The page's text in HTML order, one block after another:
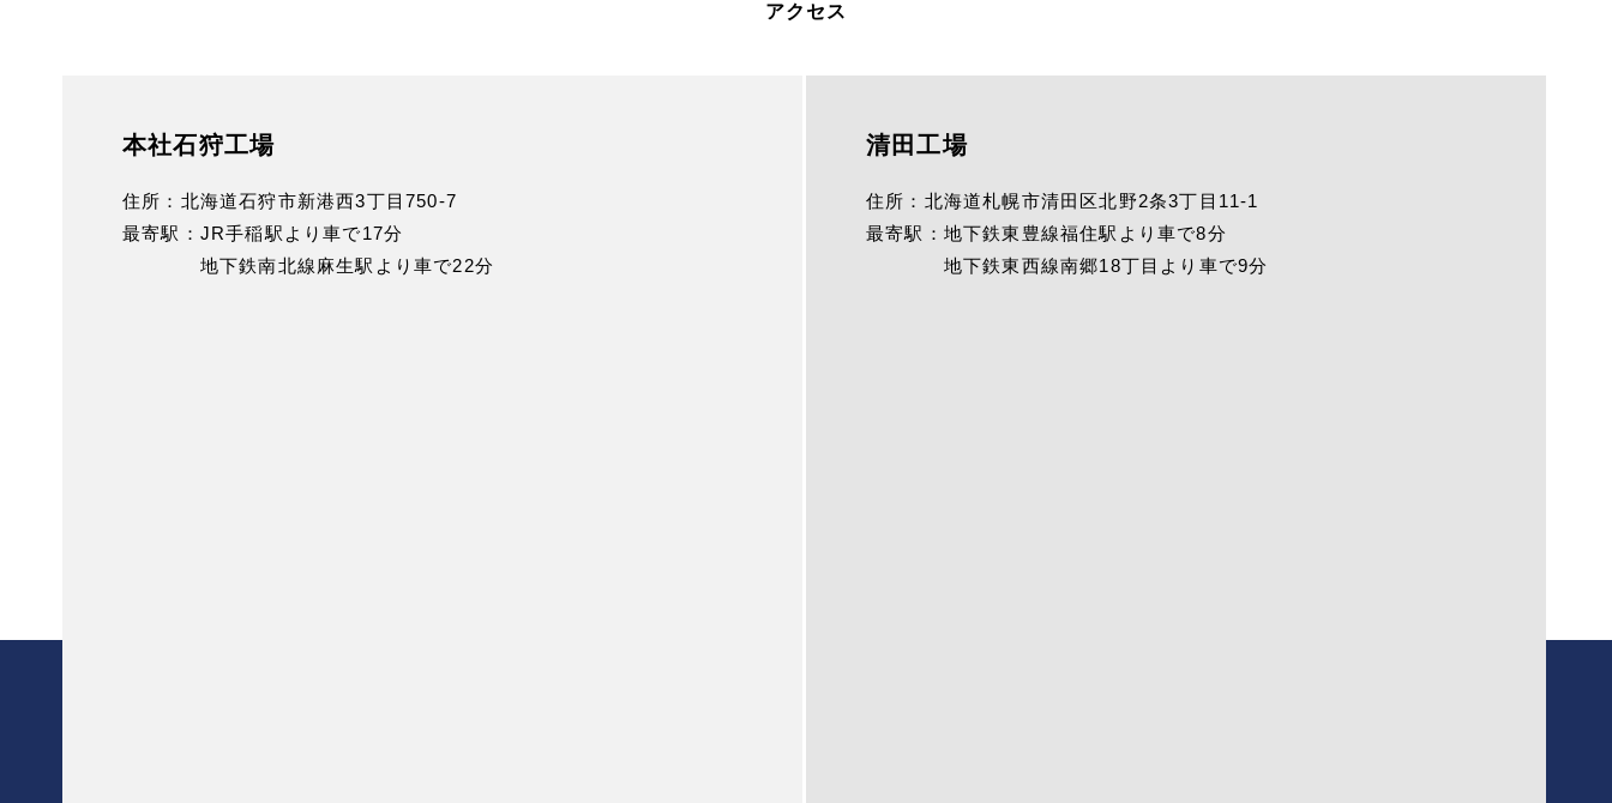
アクセス
本社石狩工場
住所： 北海道石狩市新港西3丁目750-7
最寄駅： JR手稲駅より車で17分
地下鉄南北線麻生駅より車で22分
清田工場
住所： 北海道札幌市清田区北野2条3丁目11-1
最寄駅： 地下鉄東豊線福住駅より車で8分
地下鉄東西線南郷18丁目より車で9分